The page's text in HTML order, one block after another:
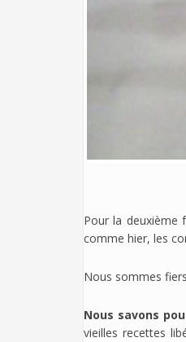
Pour la deuxième
comme hier, les
Nous sommes
Nous savons
vieilles recettes